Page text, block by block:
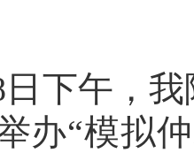
日下午，
办“模拟